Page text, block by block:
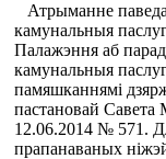
Атрыманне
камунальныя
Палажэння аб
камунальныя
памяшканнямі
пастановай Савета
12.06.2014 № 571.
прапанаваных